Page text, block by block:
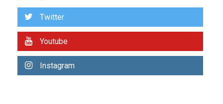
7
regional nos respaldaron
asegura Gustavo Duque
NACIONALES
TITULARES
Twitter
Youtube
Instagram